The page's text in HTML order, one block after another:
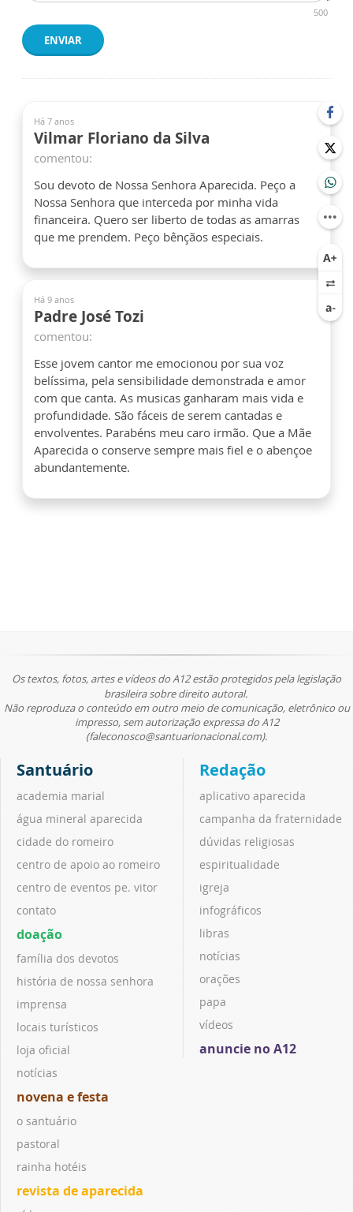
500
ENVIAR
Há 7 anos
Vilmar Floriano da Silva
comentou:
Sou devoto de Nossa Senhora Aparecida. Peço a
Nossa Senhora que interceda por minha vida
financeira. Quero ser liberto de todas as amarras
que me prendem. Peço bênçãos especiais.
Há 9 anos
Padre José Tozi
comentou:
Esse jovem cantor me emocionou por sua voz
belíssima, pela sensibilidade demonstrada e amor
com que canta. As musicas ganharam mais vida e
profundidade. São fáceis de serem cantadas e
envolventes. Parabéns meu caro irmão. Que a Mãe
Aparecida o conserve sempre mais fiel e o abençoe
abundantemente.
Os textos, fotos, artes e vídeos do A12 estão protegidos pela legislação
brasileira sobre direito autoral.
Não reproduza o conteúdo em outro meio de comunicação, eletrônico ou
impresso, sem autorização expressa do A12
(faleconosco@santuarionacional.com).
Santuário
academia marial
água mineral aparecida
cidade do romeiro
centro de apoio ao romeiro
centro de eventos pe. vitor
contato
doação
família dos devotos
história de nossa senhora
imprensa
locais turísticos
loja oficial
notícias
novena e festa
o santuário
pastoral
rainha hotéis
revista de aparecida
Redação
aplicativo aparecida
campanha da fraternidade
dúvidas religiosas
espiritualidade
igreja
infográficos
libras
notícias
orações
papa
vídeos
anuncie no A12